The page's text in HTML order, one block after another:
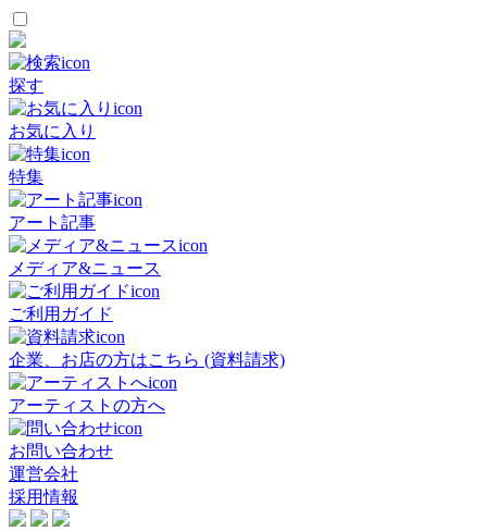
探す
お気に入り
特集
アート記事
メディア&ニュース
ご利用ガイド
企業、お店の方はこちら (資料請求)
アーティストの方へ
お問い合わせ
運営会社
採用情報